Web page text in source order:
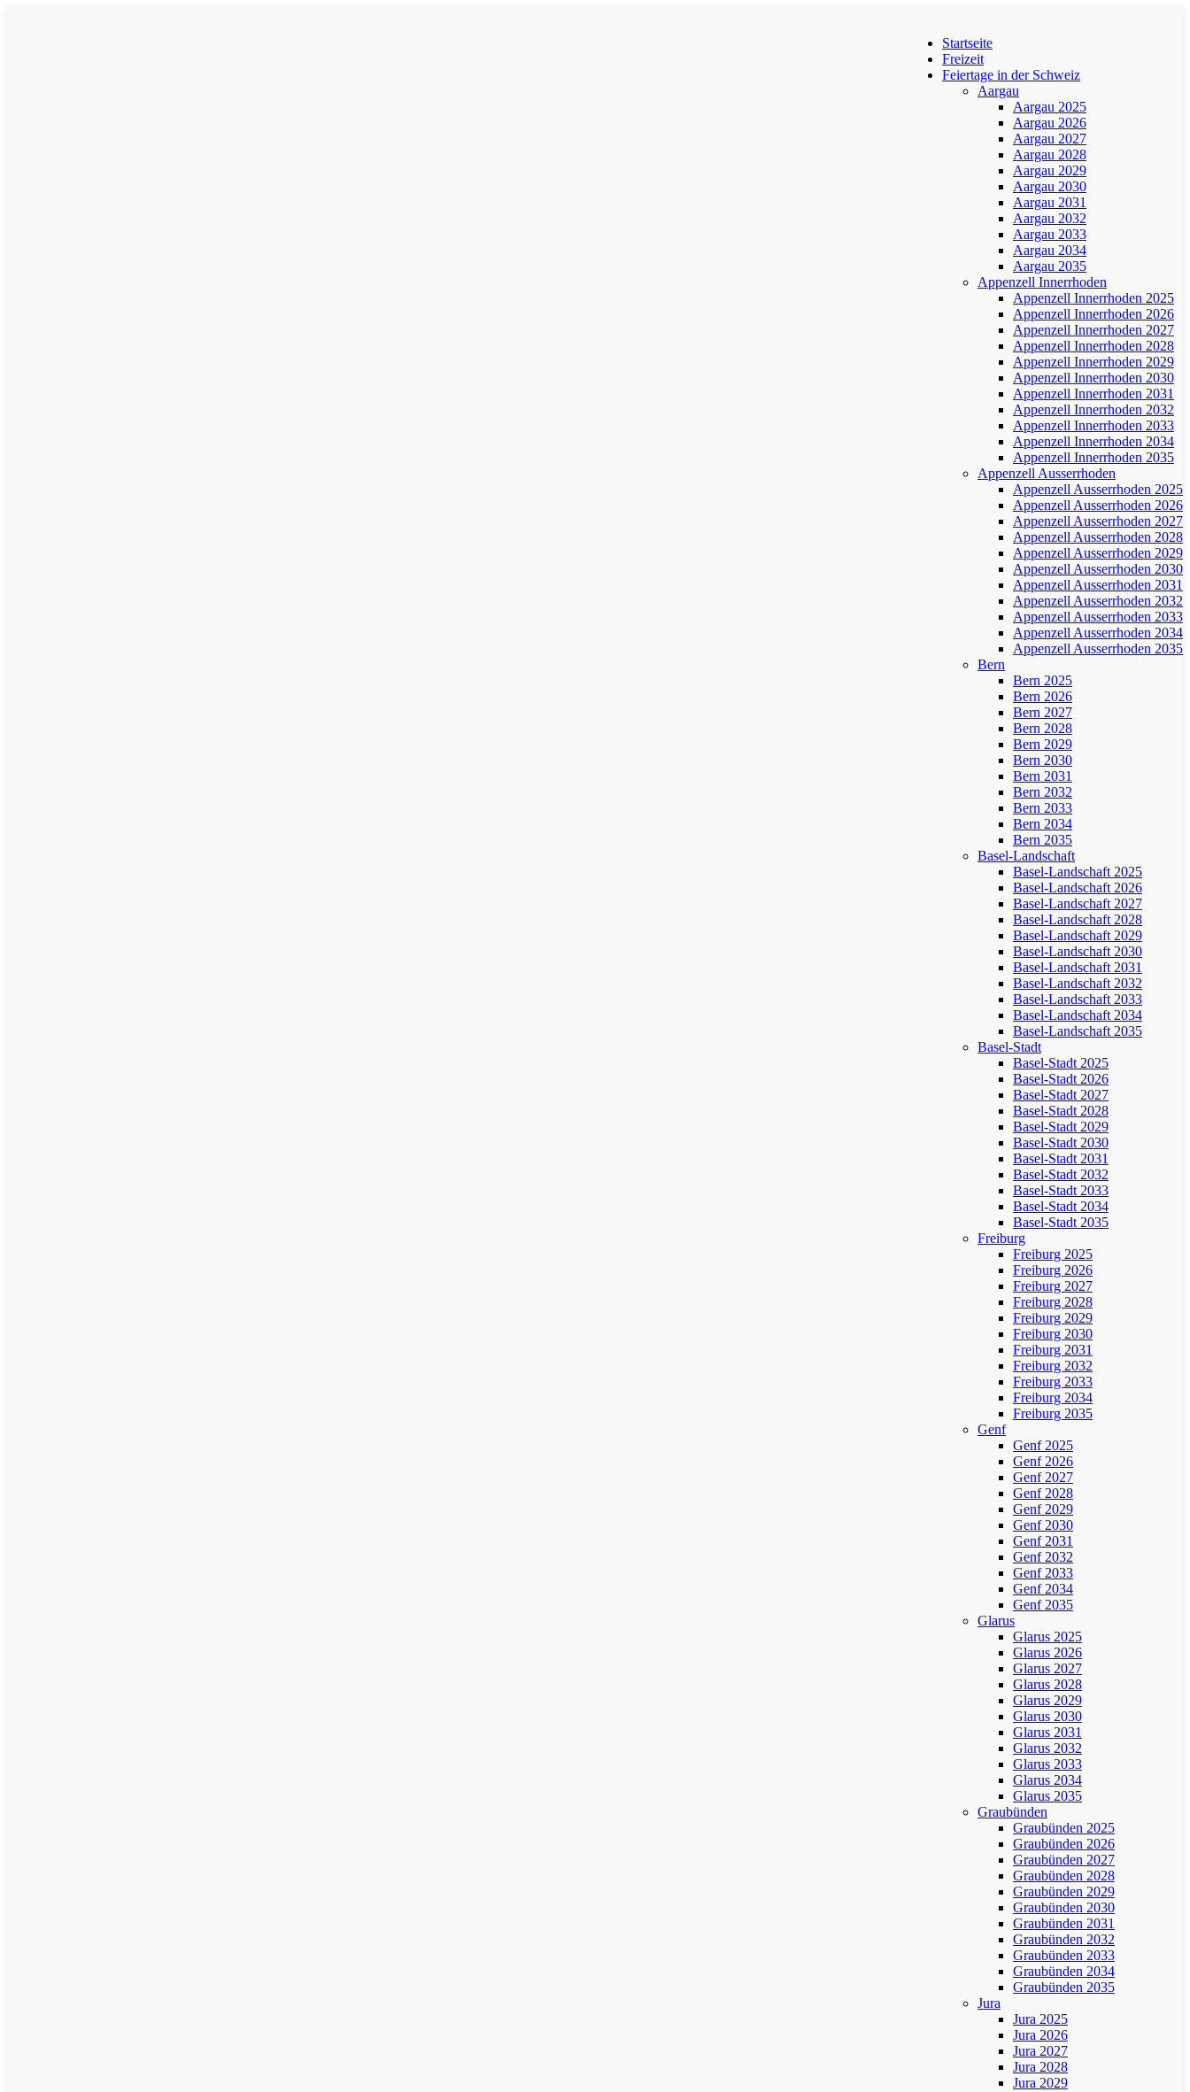
Startseite
Freizeit
Feiertage in der Schweiz
Aargau
Aargau 2025
Aargau 2026
Aargau 2027
Aargau 2028
Aargau 2029
Aargau 2030
Aargau 2031
Aargau 2032
Aargau 2033
Aargau 2034
Aargau 2035
Appenzell Innerrhoden
Appenzell Innerrhoden 2025
Appenzell Innerrhoden 2026
Appenzell Innerrhoden 2027
Appenzell Innerrhoden 2028
Appenzell Innerrhoden 2029
Appenzell Innerrhoden 2030
Appenzell Innerrhoden 2031
Appenzell Innerrhoden 2032
Appenzell Innerrhoden 2033
Appenzell Innerrhoden 2034
Appenzell Innerrhoden 2035
Appenzell Ausserrhoden
Appenzell Ausserrhoden 2025
Appenzell Ausserrhoden 2026
Appenzell Ausserrhoden 2027
Appenzell Ausserrhoden 2028
Appenzell Ausserrhoden 2029
Appenzell Ausserrhoden 2030
Appenzell Ausserrhoden 2031
Appenzell Ausserrhoden 2032
Appenzell Ausserrhoden 2033
Appenzell Ausserrhoden 2034
Appenzell Ausserrhoden 2035
Bern
Bern 2025
Bern 2026
Bern 2027
Bern 2028
Bern 2029
Bern 2030
Bern 2031
Bern 2032
Bern 2033
Bern 2034
Bern 2035
Basel-Landschaft
Basel-Landschaft 2025
Basel-Landschaft 2026
Basel-Landschaft 2027
Basel-Landschaft 2028
Basel-Landschaft 2029
Basel-Landschaft 2030
Basel-Landschaft 2031
Basel-Landschaft 2032
Basel-Landschaft 2033
Basel-Landschaft 2034
Basel-Landschaft 2035
Basel-Stadt
Basel-Stadt 2025
Basel-Stadt 2026
Basel-Stadt 2027
Basel-Stadt 2028
Basel-Stadt 2029
Basel-Stadt 2030
Basel-Stadt 2031
Basel-Stadt 2032
Basel-Stadt 2033
Basel-Stadt 2034
Basel-Stadt 2035
Freiburg
Freiburg 2025
Freiburg 2026
Freiburg 2027
Freiburg 2028
Freiburg 2029
Freiburg 2030
Freiburg 2031
Freiburg 2032
Freiburg 2033
Freiburg 2034
Freiburg 2035
Genf
Genf 2025
Genf 2026
Genf 2027
Genf 2028
Genf 2029
Genf 2030
Genf 2031
Genf 2032
Genf 2033
Genf 2034
Genf 2035
Glarus
Glarus 2025
Glarus 2026
Glarus 2027
Glarus 2028
Glarus 2029
Glarus 2030
Glarus 2031
Glarus 2032
Glarus 2033
Glarus 2034
Glarus 2035
Graubünden
Graubünden 2025
Graubünden 2026
Graubünden 2027
Graubünden 2028
Graubünden 2029
Graubünden 2030
Graubünden 2031
Graubünden 2032
Graubünden 2033
Graubünden 2034
Graubünden 2035
Jura
Jura 2025
Jura 2026
Jura 2027
Jura 2028
Jura 2029